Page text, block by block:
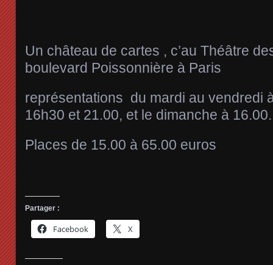
Un château de cartes , c’au Théâtre
boulevard Poissonnière à Paris
représentations du mardi au vendredi
16h30 et 21.00, et le dimanche à 16.00.
Places de 15.00 à 65.00 euros
Partager :
Facebook X